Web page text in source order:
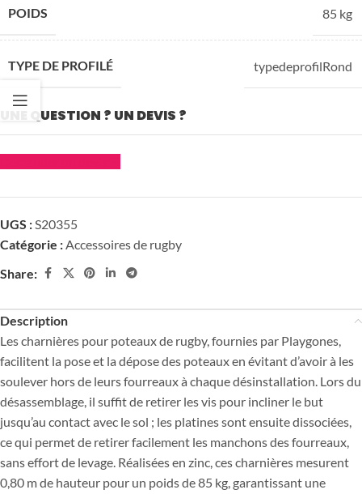
POIDS 85 kg
TYPE DE PROFILÉ typedeprofilRond
UNE QUESTION ? UN DEVIS ?
UGS :S20355
Catégorie :Accessoires de rugby
Share:
Description
Les charnières pour poteaux de rugby, fournies par Playgones,
facilitent la pose et la dépose des poteaux en évitant d’avoir à les
soulever hors de leurs fourreaux à chaque désinstallation. Lors du
désassemblage, il suffit de retirer les vis pour incliner le but
jusqu’au contact avec le sol ; les platines sont ensuite dissociées,
ce qui permet de retirer facilement les manchons des fourreaux,
sans effort de levage. Réalisées en zinc, ces charnières mesurent
0,80 m de hauteur pour un poids de 85 kg, garantissant une